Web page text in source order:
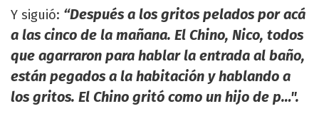
Y siguió: “Después a los gritos pelados por acá
a las cinco de la mañana. El Chino, Nico, todos
que agarraron para hablar la entrada al baño,
están pegados a la habitación y hablando a
los gritos. El Chino gritó como un hijo de p…".